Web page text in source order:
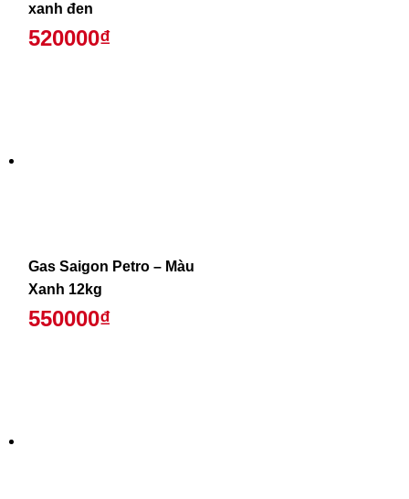
xanh đen
520000₫
Gas Saigon Petro – Màu
Xanh 12kg
550000₫